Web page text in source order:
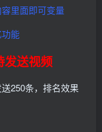
里面即可变量
能
发送视频
250条，排名效果